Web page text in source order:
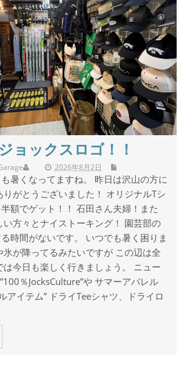
ョックスロゴ！！
2026年8月2日
暑くなってますね。 昨日は沢山の方に
がとうございました！ オリジナルTシ
額でゲット！！ 石田さん夫婦！また
い方々とナイストーキング！ 園芸部の
時間がないです。 いつでも暑く困りま
氷が降ってるみたいですが この辺は全
は今日も楽しく行きましょう。 ニュー
％JocksCulture”や サマーアパレル
アイテム” ドライTeeシャツ、ドライロ